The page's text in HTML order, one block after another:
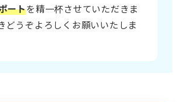
ートを精一杯させていただきま
どうぞよろしくお願いいたしま